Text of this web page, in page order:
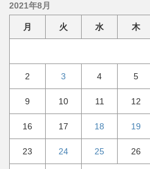
イ
2021年8月
月 火 水 木
2 3 4 5
9 10 11 12
16 17 18 19
23 24 25 26